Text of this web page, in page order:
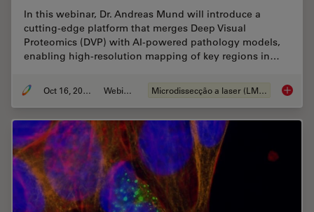
In this webinar, Dr. Andreas Mund will introduce a
cutting-edge platform that merges Deep Visual
Proteomics (DVP) with AI-powered pathology models,
enabling high-resolution mapping of key regions in…
Oct 16, 2025 Webinar Microdissecção a laser (LMD) AI